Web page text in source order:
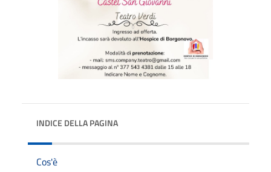
INDICE DELLA PAGINA
Cos'è